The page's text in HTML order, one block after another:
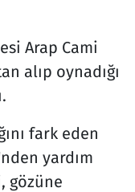
Arap Cami
alıp oynadığı
fark eden
yardım
gözüne